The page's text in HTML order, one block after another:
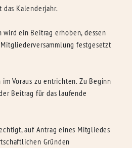
das Kalenderjahr.
wird ein Beitrag erhoben, dessen
festgesetzt
Voraus zu entrichten. Zu Beginn
Beitrag für das laufende
auf Antrag eines Mitgliedes
Gründen